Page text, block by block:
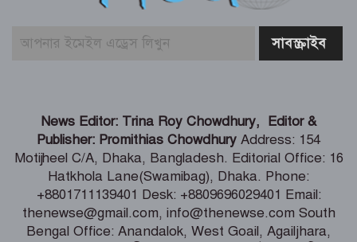
পুলিশ কর্মকর্তাদের নিয়ে অপপ্রচার, কঠোর
শিগগিরই শুরু হবে তিস্তা মহাপরিকল্পনা
বাস্তবায়নের কাজ – পানি সম্পদ মন্ত্রী
সংবাদপত্র সমাজের দর্পণ – মৎস্য ও
প্রাণিসম্পদ প্রতিমন্ত্রী
News Editor: Trina Roy Chowdhury, Editor &
Publisher: Promithias Chowdhury Address: 154
Motijheel C/A, Dhaka, Bangladesh. Editorial Office: 16
Hatkhola Lane(Swamibag), Dhaka. Phone:
+8801711139401 Desk: +8809696029401 Email:
thenewse@gmail.com, info@thenewse.com South
Bengal Office: Anandalok, West Goail, Agailjhara,